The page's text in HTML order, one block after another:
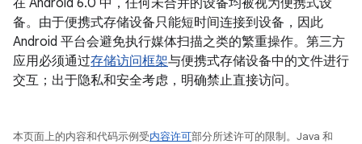
在 Android 6.0 中，任何未合并的设备均被视为便携式设
备。由于便携式存储设备只能短时间连接到设备，因此
Android 平台会避免执行媒体扫描之类的繁重操作。第三方
应用必须通过存储访问框架与便携式存储设备中的文件进行
交互；出于隐私和安全考虑，明确禁止直接访问。
本页面上的内容和代码示例受内容许可部分所述许可的限制。Java 和